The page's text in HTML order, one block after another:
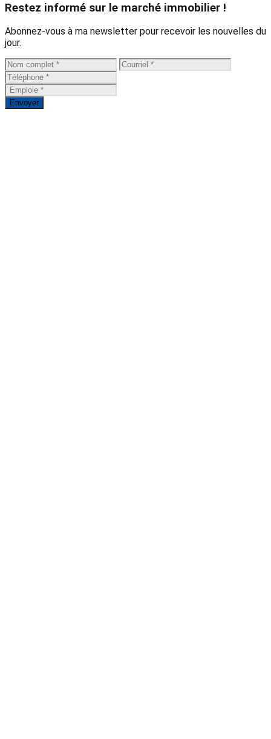
Restez informé sur le marché immobilier !
Abonnez-vous à ma newsletter pour recevoir les nouvelles du
jour.
Envoyer